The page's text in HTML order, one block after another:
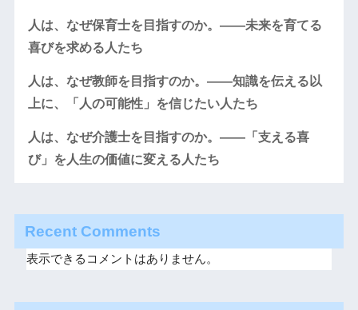
人は、なぜ保育士を目指すのか。――未来を育てる
喜びを求める人たち
人は、なぜ教師を目指すのか。――知識を伝える以
上に、「人の可能性」を信じたい人たち
人は、なぜ介護士を目指すのか。――「支える喜
び」を人生の価値に変える人たち
Recent Comments
表示できるコメントはありません。